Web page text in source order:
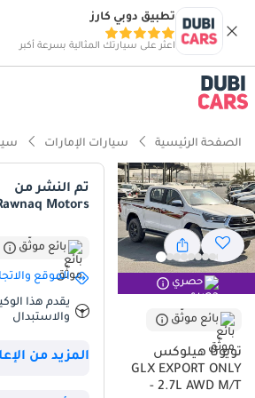
تطبيق دوبي كارز
اعثر على سيارتك المثالية بسرعة أكبر
الصفحة الرئيسية سيارات الإمارات
حصري
بائع موثّق
تويوتا هيلوكس
GLX EXPORT ONLY
- 2.7L AWD M/T
تم النشر من
Motors
بائع موثّق
الموقع
يقدم هذا
والاستبدال
المزيد من
ذكاء دوبي كارز
ذكاء دوبيكارز
مصمم خصيصًا للطرق الوعرة
أقل معدل استهلاك في فئته
تصنيف السلامة 5 نجوم من NCAP
ملخص
للمشترين الباحثين عن المتانة الأسطورية
حركة يدوي. ويُعدّ اللون الأبيض لهذا الطراز ميزةً